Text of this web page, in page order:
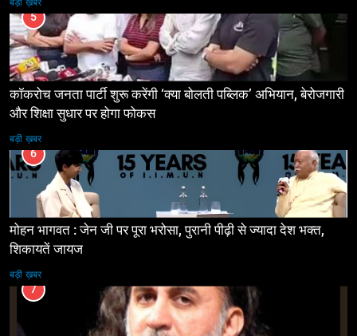
5
कॉकरोच जनता पार्टी शुरू करेंगी ‘क्या बोलती पब्लिक’ अभियान, बेरोजगारी
और शिक्षा सुधार पर होगा फोकस
बड़ी ख़बर
6
मोहन भागवत : जेन जी पर पूरा भरोसा, पुरानी पीढ़ी से ज्यादा देश भक्त,
शिकायतें जायज
बड़ी ख़बर
7